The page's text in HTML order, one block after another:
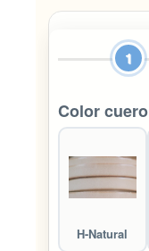
1
Color cuero
H-Natural